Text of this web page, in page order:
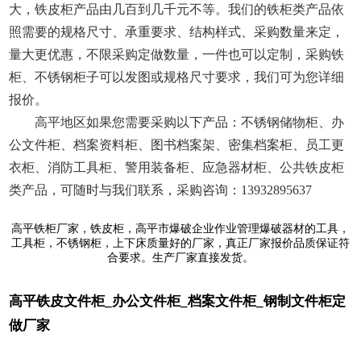
大，铁皮柜产品由几百到几千元不等。我们的铁柜类产品依
照需要的规格尺寸、承重要求、结构样式、采购数量来定，
量大更优惠，不限采购定做数量，一件也可以定制，采购铁
柜、不锈钢柜子可以发图或规格尺寸要求，我们可为您详细
报价。
高平地区如果您需要采购以下产品：不锈钢储物柜、办
公文件柜、档案资料柜、图书档案架、密集档案柜、员工更
衣柜、消防工具柜、警用装备柜、应急器材柜、公共铁皮柜
类产品，可随时与我们联系，采购咨询：13932895637
高平铁柜厂家，铁皮柜，高平市爆破企业作业管理爆破器材的工具，
工具柜，不锈钢柜，上下床质量好的厂家，真正厂家报价品质保证符
合要求。生产厂家直接发货。
高平铁皮文件柜_办公文件柜_档案文件柜_钢制文件柜定
做厂家